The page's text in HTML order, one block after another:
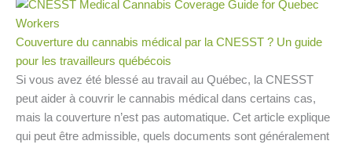
Couverture du cannabis médical par la CNESST ? Un guide
pour les travailleurs québécois
Si vous avez été blessé au travail au Québec, la CNESST
peut aider à couvrir le cannabis médical dans certains cas,
mais la couverture n’est pas automatique. Cet article explique
qui peut être admissible, quels documents sont généralement